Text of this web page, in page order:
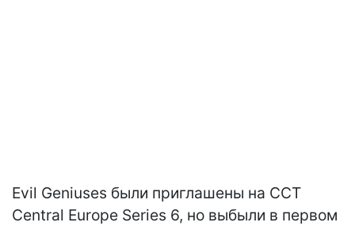
Evil Geniuses были приглашены на CCT
Central Europe Series 6, но выбыли в первом